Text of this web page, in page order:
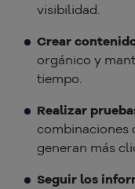
visibilidad.
Crear
orgánico y
tiempo.
Realizar
combinaciones
generan más
Seguir los